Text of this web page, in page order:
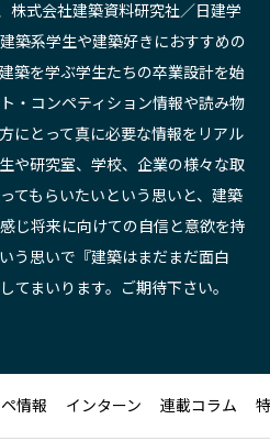
株式会社建築資料研究社／日建学
築系学生や建築好きにおすすめの
築を学ぶ学生たちの卒業設計を始
・コンペティション情報や読み物
にとって真に必要な情報をリアル
や研究室、学校、企業の様々な取
てもらいたいという思いと、建築
じ将来に向けての自信と意欲を持
う思いで『建築はまだまだ面白
てまいります。ご期待下さい。
情報 インターン 連載コラム